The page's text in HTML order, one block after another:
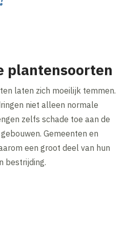
plantensoorten
laten zich moeilijk temmen.
niet alleen normale
zelfs schade toe aan de
Gemeenten en
een groot deel van hun
bestrijding.